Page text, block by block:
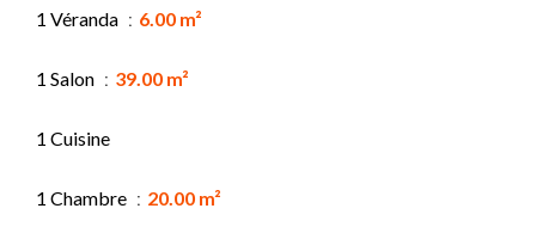
1 Véranda 6.00 m²
1 Salon 39.00 m²
1 Cuisine
1 Chambre 20.00 m²